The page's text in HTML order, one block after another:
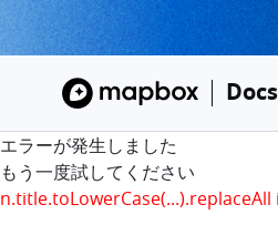
Docs
エラーが発生しました
もう一度試してください